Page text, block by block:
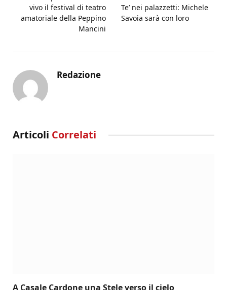
vivo il festival di teatro
amatoriale della Peppino
Mancini
Te’ nei palazzetti: Michele
Savoia sarà con loro
Redazione
Articoli Correlati
A Casale Cardone una Stele verso il cielo